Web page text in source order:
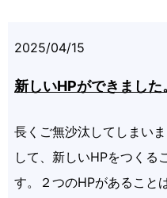
2025/04/15
新しいHPができました
長くご無沙汰してしまい
して、新しいHPをつくる
す。２つのHPがあること